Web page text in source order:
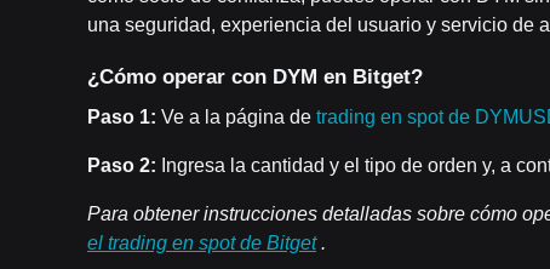
una seguridad, experiencia del usuario y servicio de
¿Cómo operar con DYM en Bitget?
Paso 1: Ve a la página de trading en spot de
Paso 2: Ingresa la cantidad y el tipo de orden y, a
Para obtener instrucciones detalladas sobre cómo
el trading en spot de Bitget .